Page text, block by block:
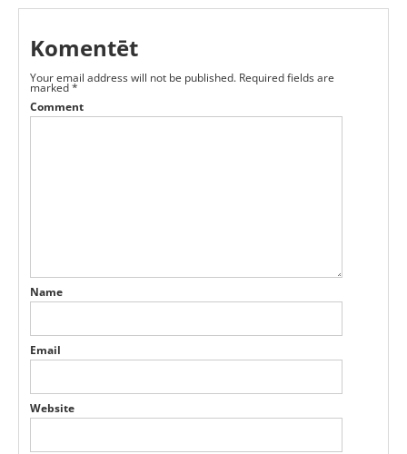
Komentēt
Your email address will not be published. Required fields are
marked*
Comment
Name
Email
Website